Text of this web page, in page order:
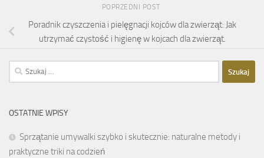
POPRZEDNI POST
Poradnik czyszczenia i pielęgnacji kojców dla zwierząt: Jak
utrzymać czystość i higienę w kojcach dla zwierząt.
Szukaj:
OSTATNIE WPISY
Sprzątanie umywalki szybko i skutecznie: naturalne metody i
praktyczne triki na codzień